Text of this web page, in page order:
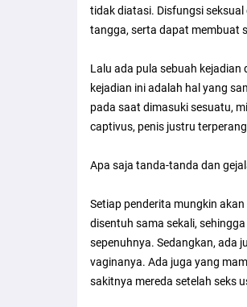
tidak diatasi. Disfungsi
tangga, serta dapat membuat
Lalu ada pula sebuah
kejadian ini adalah hal yang
pada saat dimasuki sesuatu,
captivus, penis justru
Apa saja tanda-tanda dan
Setiap penderita mungkin
disentuh sama sekali,
sepenuhnya. Sedangkan, ada
vaginanya. Ada juga yang
sakitnya mereda setelah seks